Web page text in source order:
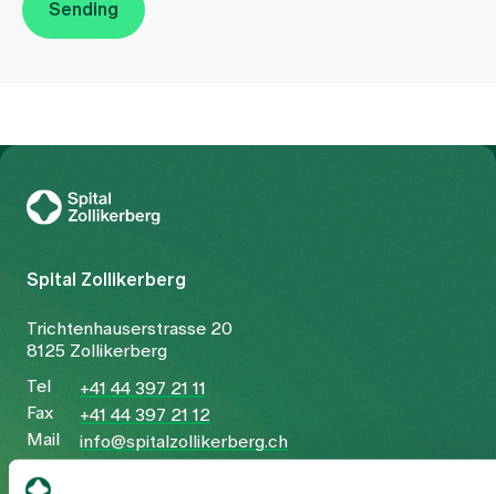
Sending
Spital Zollikerberg
Trichtenhauserstrasse 20
8125 Zollikerberg
Tel
+41 44 397 21 11
Fax
+41 44 397 21 12
Mail
info@spitalzollikerberg.ch